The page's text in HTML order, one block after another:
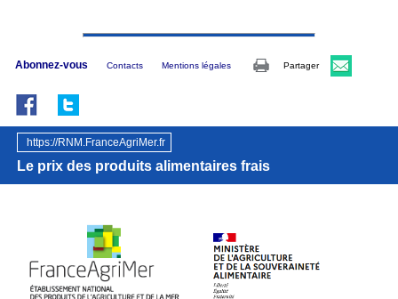
Abonnez-vous Contacts Mentions légales Partager
https://RNM.FranceAgriMer.fr
Le prix des produits alimentaires frais